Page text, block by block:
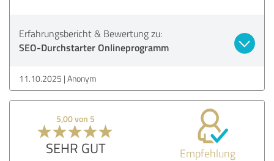
Erfahrungsbericht & Bewertung zu:
SEO-Durchstarter Onlineprogramm
11.10.2025 Anonym
5,00 von 5
SEHR GUT Empfehlung